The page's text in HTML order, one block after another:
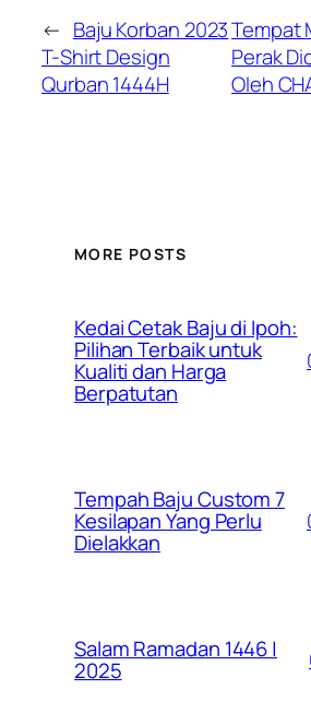
← Baju Korban 2023
T-Shirt Design
Qurban 1444H
Tempat
Perak
Oleh
MORE POSTS
Kedai Cetak Baju di Ipoh:
Pilihan Terbaik untuk
Kualiti dan Harga
Berpatutan
Tempah Baju Custom 7
Kesilapan Yang Perlu
Dielakkan
Salam Ramadan 1446 |
2025